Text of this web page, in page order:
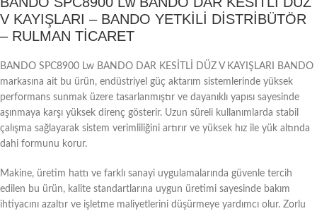
V KAYIŞLARI – BANDO YETKİLİ DİSTRİBÜTÖR
– RULMAN TİCARET
BANDO SPC8900 Lw BANDO DAR KESİTLİ DÜZ V KAYIŞLARI BANDO
markasına ait bu ürün, endüstriyel güç aktarım sistemlerinde yüksek
performans sunmak üzere tasarlanmıştır ve dayanıklı yapısı sayesinde
aşınmaya karşı yüksek direnç gösterir. Uzun süreli kullanımlarda stabil
çalışma sağlayarak sistem verimliliğini artırır ve yüksek hız ile yük altında
dahi formunu korur.
Makine, üretim hattı ve farklı sanayi uygulamalarında güvenle tercih
edilen bu ürün, kalite standartlarına uygun üretimi sayesinde bakım
ihtiyacını azaltır ve işletme maliyetlerini düşürmeye yardımcı olur. Zorlu